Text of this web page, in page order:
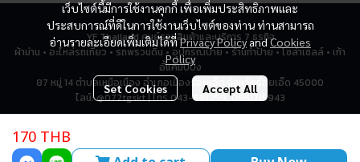
170 THB
เว็บไซต์นี้มีการใช้งานคุกกี้ เพื่อเพิ่มประสิทธิภาพและ
ประสบการณ์ที่ดีในการใช้งานเว็บไซต์ของท่าน ท่านสามารถ
อ่านรายละเอียดเพิ่มเติมได้ที่Privacy PolicyandCookies
Policy
Set Cookies Accept All
YF Thailand ศูนย์รวมสินค้าและบริการ 7 ธุรกิจ
ผ้าม่าน • อะไหล่รถเกี่ยว • รถพรวนดิน • อุปกรณ์ป้าย • ร้านทำป้าย • โซล่าเซลล์ • เก้า
อี้แคมป์ปิ้ง
87 หมู่ 14 ตำบลเหนือเมือง อำเภอเมืองร้อยเอ็ด จังหวัดร้อยเอ็ด 45000
ไลน์: @072tgskt | โทร 043-518259, 0951715943
Total Visitor2,796,375